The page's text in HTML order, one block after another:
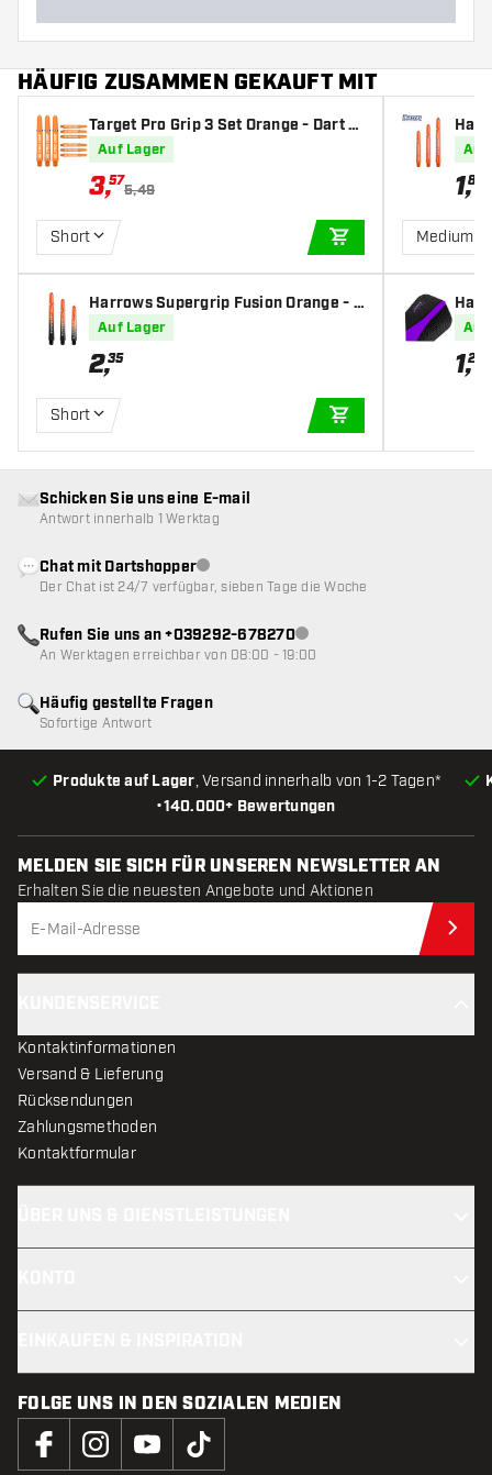
HÄUFIG ZUSAMMEN GEKAUFT MIT
Target Pro Grip 3 Set Orange - Dart S
hafts
Auf Lager
3,57
5,49
Short
IN DEN
Harrows Supergrip Fusion Orange - D
art Shafts
Auf Lager
2,35
Short
fts
Auf
1,80
Medium
Auf
1,20
•140.000+ Bewertungen
Produkte auf Lager, Versand innerhalb von 1-2 Tagen*
Häufig gestellte Fragen
Sofortige Antwort
Schicken Sie uns eine E-mail
Antwort innerhalb 1 Werktag
Chat mit DartshopperKundenservice nicht verfügbar
Der Chat ist 24/7 verfügbar, sieben Tage die Woche
Rufen Sie uns an +039292-678270Kundenservice nicht
An Werktagen erreichbar von 08:00 - 19:00
MELDEN SIE SICH FÜR UNSEREN NEWSLETTER AN
Erhalten Sie die neuesten Angebote und Aktionen
Kontaktinformationen
Versand & Lieferung
Rücksendungen
Zahlungsmethoden
Kontaktformular
FOLGE UNS IN DEN SOZIALEN MEDIEN